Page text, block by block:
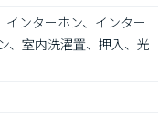
インターホン、インター
、室内洗濯置、押入、光